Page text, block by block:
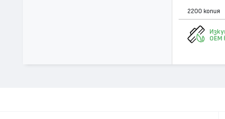
2200 копия